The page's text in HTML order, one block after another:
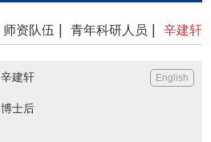
师资队伍 青年科研人员 辛建轩
辛建轩
博士后
English